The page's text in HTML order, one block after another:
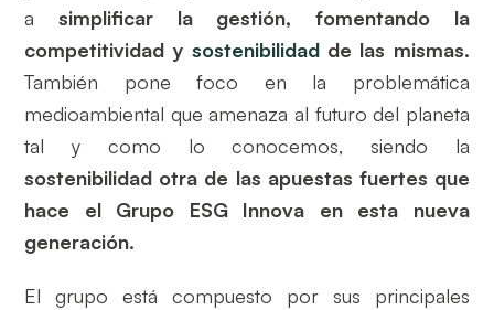
asimplificar la gestión, fomentando la
competitividad y sostenibilidadde las mismas.
También pone foco en la problemática
medioambiental que amenaza al futuro del planeta
tal y como lo conocemos, siendo la
sostenibilidad otra de las apuestas fuertes que
hace el Grupo ESG Innova en esta nueva
generación.
El grupo está compuesto por sus principales